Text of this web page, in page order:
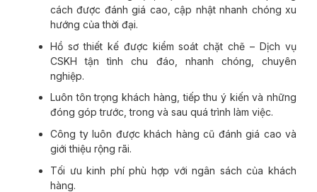
cách được đánh giá cao, cập nhật nhanh chóng xu
hướng của thời đại.
Hồ sơ thiết kế được kiểm soát chặt chẽ – Dịch vụ
CSKH tận tình chu đáo, nhanh chóng, chuyên
nghiệp.
Luôn tôn trọng khách hàng, tiếp thu ý kiến và những
đóng góp trước, trong và sau quá trình làm việc.
Công ty luôn được khách hàng cũ đánh giá cao và
giới thiệu rộng rãi.
Tối ưu kinh phí phù hợp với ngân sách của khách
hàng.